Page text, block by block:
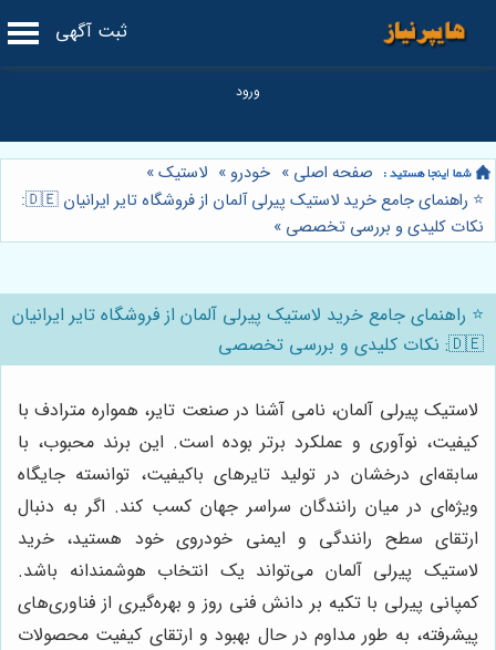
ثبت آگهی
صفحه اصلی » خودرو » لاستیک»
⭐️ راهنمای جامع خرید لاستیک پیرلی آلمان از فروشگاه تایر ایرانیان 🇩🇪:
نکات کلیدی و بررسی تخصصی »
⭐️ راهنمای جامع خرید لاستیک پیرلی آلمان از فروشگاه تایر ایرانیان
🇩🇪: نکات کلیدی و بررسی تخصصی
لاستیک پیرلی آلمان، نامی آشنا در صنعت تایر، همواره مترادف با
کیفیت، نوآوری و عملکرد برتر بوده است. این برند محبوب، با
سابقه‌ای درخشان در تولید تایرهای باکیفیت، توانسته جایگاه
ویژه‌ای در میان رانندگان سراسر جهان کسب کند. اگر به دنبال
ارتقای سطح رانندگی و ایمنی خودروی خود هستید، خرید
لاستیک پیرلی آلمان می‌تواند یک انتخاب هوشمندانه باشد.
کمپانی پیرلی با تکیه بر دانش فنی روز و بهره‌گیری از فناوری‌های
پیشرفته، به طور مداوم در حال بهبود و ارتقای کیفیت محصولات